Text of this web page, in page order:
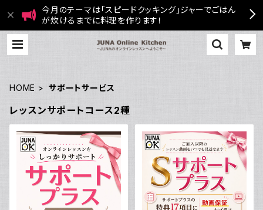
今月のテーマは「スピードクッキング」ジャーでごはん
が炊けるまでに料理を作ります！
HOME サポートサービス
レッスンサポートコース2種